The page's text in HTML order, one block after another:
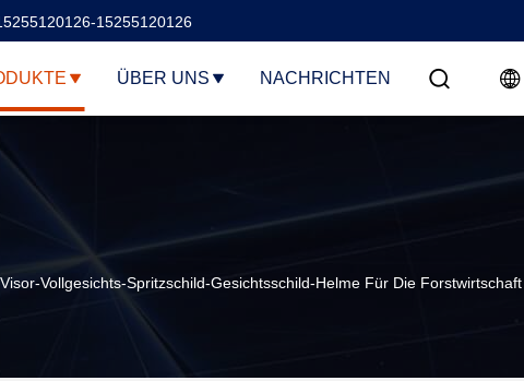
15255120126
ÜBER UNS NACHRICHTEN
Vollgesichts-Spritzschild-Gesichtsschild-Helme Für Die Forstwirtschaft